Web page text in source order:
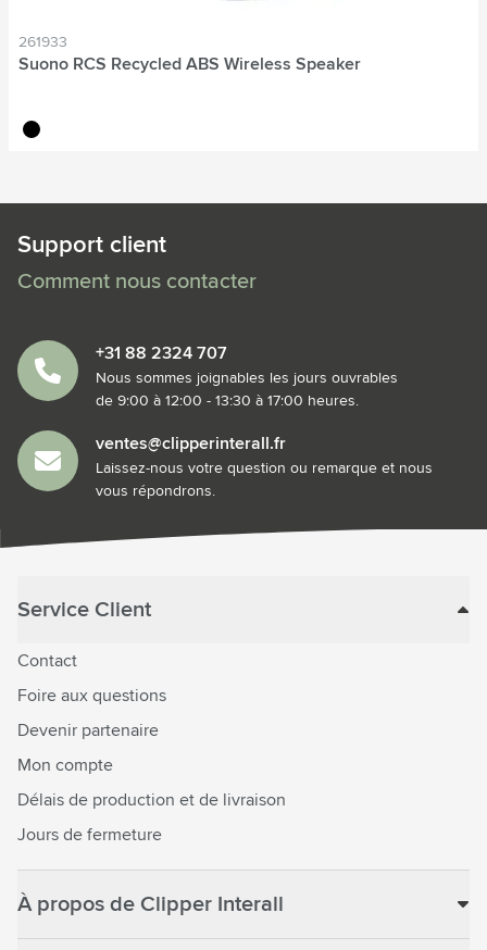
261933
Suono RCS Recycled ABS Wireless Speaker
noir
Support client
Comment nous contacter
+31 88 2324 707
Nous sommes joignables les jours ouvrables
de 9:00 à 12:00 - 13:30 à 17:00 heures.
ventes@clipperinterall.fr
Laissez-nous votre question ou remarque et nous
vous répondrons.
Service Client
Contact
Foire aux questions
Devenir partenaire
Mon compte
Délais de production et de livraison
Jours de fermeture
À propos de Clipper Interall